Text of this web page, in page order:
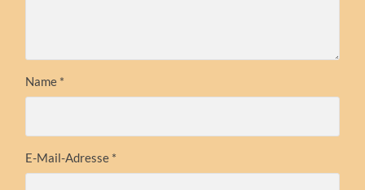
Name *
E-Mail-Adresse *